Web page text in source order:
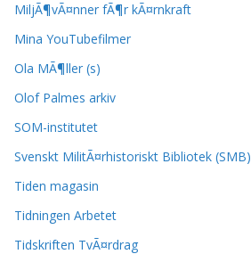
MiljÃ¶vÃ¤nner fÃ¶r kÃ¤rnkraft
Mina YouTubefilmer
Ola MÃ¶ller (s)
Olof Palmes arkiv
SOM-institutet
Svenskt MilitÃ¤rhistoriskt Bibliotek (SMB)
Tiden magasin
Tidningen Arbetet
Tidskriften TvÃ¤rdrag